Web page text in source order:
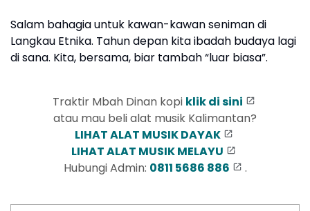
Salam bahagia untuk kawan-kawan seniman di
Langkau Etnika. Tahun depan kita ibadah budaya lagi
di sana. Kita, bersama, biar tambah “luar biasa”.
Traktir Mbah Dinan kopi klik di sini
atau mau beli alat musik Kalimantan?
LIHAT ALAT MUSIK DAYAK
LIHAT ALAT MUSIK MELAYU
Hubungi Admin: 0811 5686 886 .